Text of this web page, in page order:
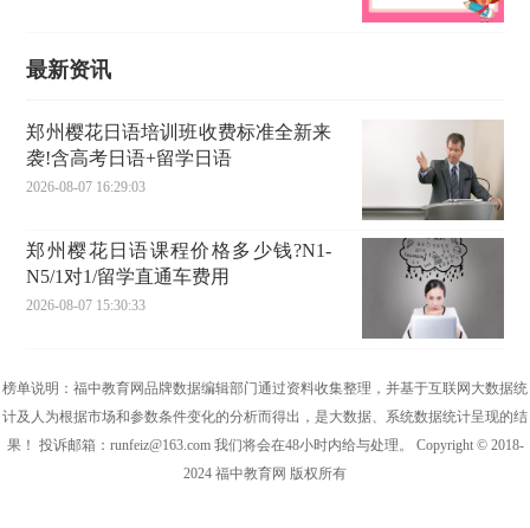
最新资讯
郑州樱花日语培训班收费标准全新来
袭!含高考日语+留学日语
2026-08-07 16:29:03
郑州樱花日语课程价格多少钱?N1-
N5/1对1/留学直通车费用
2026-08-07 15:30:33
榜单说明：福中教育网品牌数据编辑部门通过资料收集整理，并基于互联网大数据统
计及人为根据市场和参数条件变化的分析而得出，是大数据、系统数据统计呈现的结
果！ 投诉邮箱：runfeiz@163.com 我们将会在48小时内给与处理。 Copyright © 2018-
2024 福中教育网 版权所有